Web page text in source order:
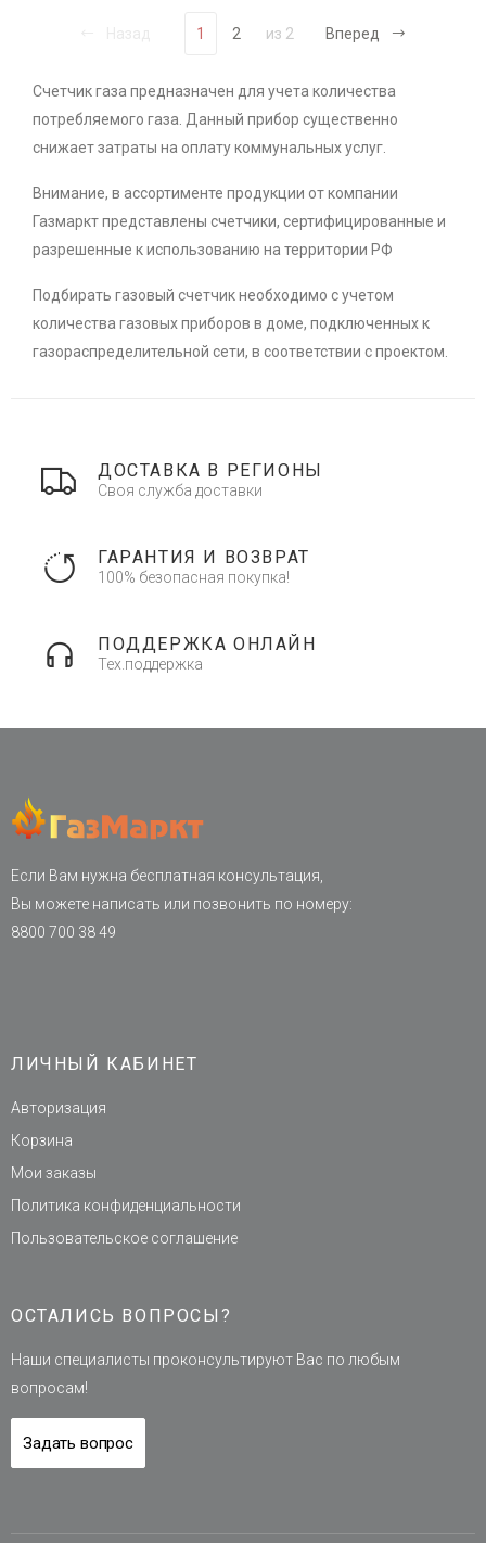
1 2 из 2 Вперед
Счетчик газа предназначен для учета количества
потребляемого газа. Данный прибор существенно
снижает затраты на оплату коммунальных услуг.
Внимание, в ассортименте продукции от компании
Газмаркт представлены счетчики, сертифицированные и
разрешенные к использованию на территории РФ
Подбирать газовый счетчик необходимо с учетом
количества газовых приборов в доме, подключенных к
газораспределительной сети, в соответствии с проектом.
ДОСТАВКА В РЕГИОНЫ
Своя служба доставки
ГАРАНТИЯ И ВОЗВРАТ
100% безопасная покупка!
ПОДДЕРЖКА ОНЛАЙН
Тех.поддержка
Если Вам нужна бесплатная консультация,
Вы можете написать или позвонить по номеру:
8800 700 38 49
ЛИЧНЫЙ КАБИНЕТ
Авторизация
Корзина
Мои заказы
Политика конфиденциальности
Пользовательское соглашение
ОСТАЛИСЬ ВОПРОСЫ?
Наши специалисты проконсультируют Вас по любым
вопросам!
Задать вопрос